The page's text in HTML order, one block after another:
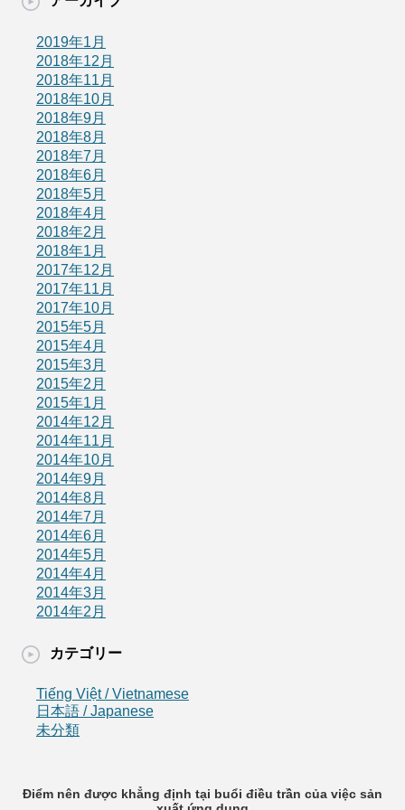
2019年1月
2018年12月
2018年11月
2018年10月
2018年9月
2018年8月
2018年7月
2018年6月
2018年5月
2018年4月
2018年2月
2018年1月
2017年12月
2017年11月
2017年10月
2015年5月
2015年4月
2015年3月
2015年2月
2015年1月
2014年12月
2014年11月
2014年10月
2014年9月
2014年8月
2014年7月
2014年6月
2014年5月
2014年4月
2014年3月
2014年2月
カテゴリー
Tiếng Việt / Vietnamese
日本語 / Japanese
未分類
Điểm nên được khẳng định tại buổi điều trần của việc sản